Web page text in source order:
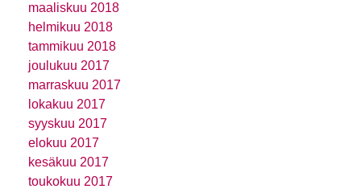
maaliskuu 2018
helmikuu 2018
tammikuu 2018
joulukuu 2017
marraskuu 2017
lokakuu 2017
syyskuu 2017
elokuu 2017
kesäkuu 2017
toukokuu 2017